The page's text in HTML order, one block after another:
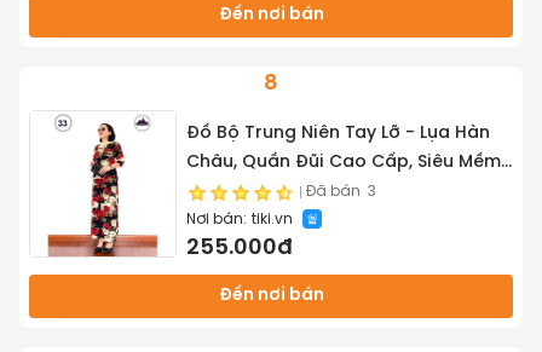
Đến nơi bán
8
Đồ Bộ Trung Niên Tay Lỡ - Lụa Hàn
Châu, Quần Đũi Cao Cấp, Siêu Mềm,
Siêu Mát Dành cho Quý Bà Trung
Tuổi - Tuấn Tú Store 68
Đã bán 3
Nơi bán: tiki.vn
255.000đ
Đến nơi bán